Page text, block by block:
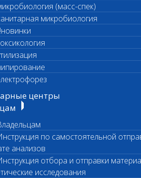
(масс-спек)
микробиология
центры
по самостоятельной
анализов
отбора и отправки
исследования
а также использование материалов,
возможно только с
Правообладателя
палаты
данных и конфиденциальности
поддержка
звонок